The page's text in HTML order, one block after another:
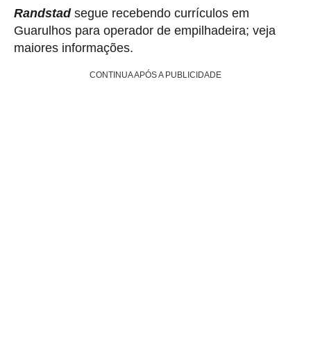
Randstad segue recebendo currículos em
Guarulhos para operador de empilhadeira; veja
maiores informações.
CONTINUA APÓS A PUBLICIDADE